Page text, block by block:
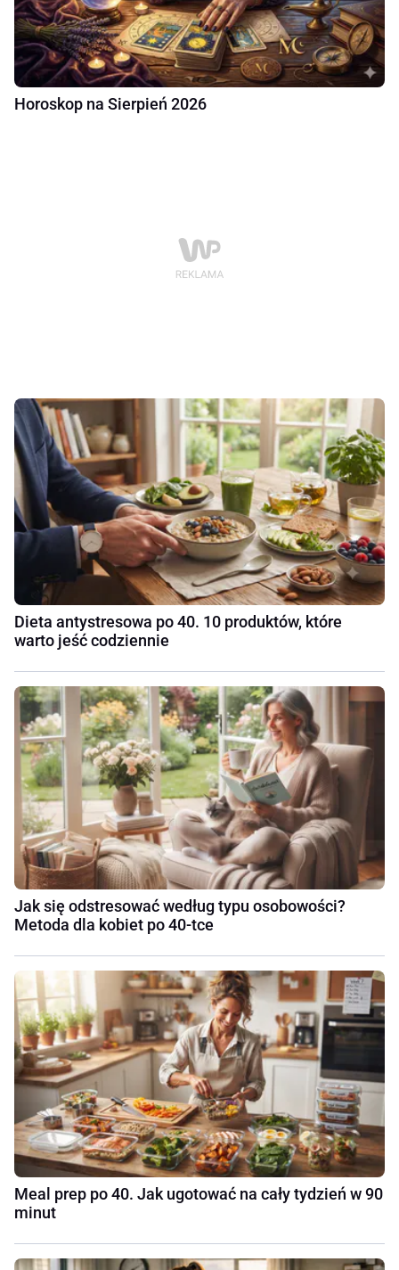
Horoskop na Sierpień 2026
Dieta antystresowa po 40. 10 produktów, które
warto jeść codziennie
Jak się odstresować według typu osobowości?
Metoda dla kobiet po 40-tce
Meal prep po 40. Jak ugotować na cały tydzień w 90
minut